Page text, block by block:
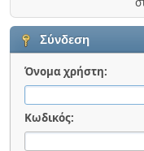
Σύνδεση
Όνομα χρήστη:
Κωδικός: